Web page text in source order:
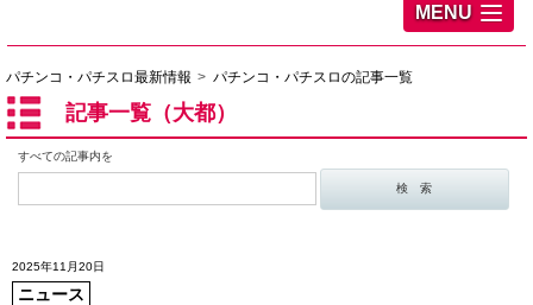
MENU
パチンコ・パチスロ最新情報 パチンコ・パチスロの記事一覧
記事一覧（大都）
すべての記事内を
2025年11月20日
ニュース